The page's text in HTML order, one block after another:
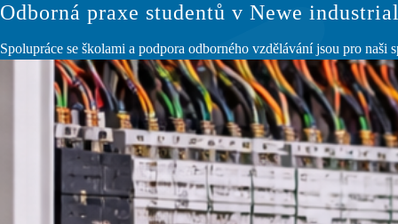
Odborná praxe studentů v Newe
Spolupráce se školami a podpora odborného vzdělávání jsou pro